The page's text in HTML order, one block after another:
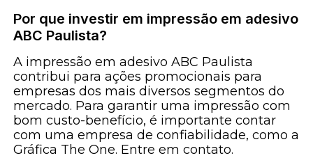
Por que investir em impressão em adesivo
ABC Paulista?
A impressão em adesivo ABC Paulista
contribui para ações promocionais para
empresas dos mais diversos segmentos do
mercado. Para garantir uma impressão com
bom custo-benefício, é importante contar
com uma empresa de confiabilidade, como a
Gráfica The One. Entre em contato.